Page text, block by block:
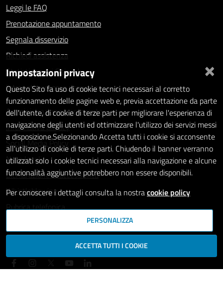
Leggi le FAQ
Prenotazione appuntamento
Segnala disservizio
Richiedi assistenza
Statistiche dei Siti web
Intranet - accesso riservato
Amministrazione trasparente
Informativa privacy
Social Media Policy
Note legali
Dichiarazione di accessibilità
Whistleblowing
Rubrica telefonica
SEGUICI SU
×
Impostazioni privacy
Questo Sito fa uso di cookie tecnici necessari al corretto
funzionamento delle pagine web e, previa accettazione da parte
dell'utente, di cookie di terze parti per migliorare l'esperienza di
navigazione degli utenti ed ottimizzare l'utilizzo dei servizi messi
a disposizione.Selezionando Accetta tutti i cookie si acconsente
all'utilizzo di cookie di terze parti. Chiudendo il banner verranno
utilizzati solo i cookie tecnici necessari alla navigazione e alcune
funzionalità aggiuntive potrebbero non essere disponibili.
Per conoscere i dettagli consulta la nostracookie policy
PERSONALIZZA
ACCETTA TUTTI I COOKIE